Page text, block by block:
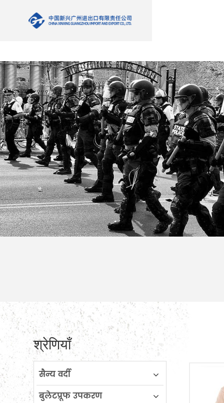
श्रेणियाँ
सैन्य वर्दी
बुलेटप्रूफ उपकरण